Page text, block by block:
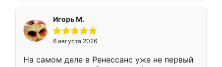
Игорь М.
6 августа 2026
На самом деле в Ренессанс уже не первый